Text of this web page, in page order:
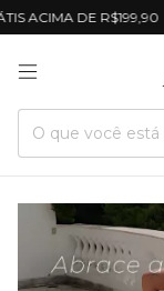
ACIMA DE R$199,90